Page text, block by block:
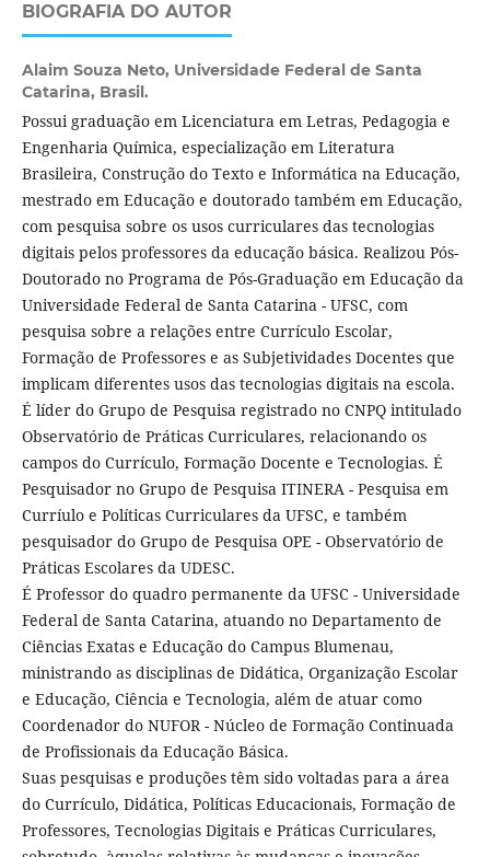
BIOGRAFIA DO AUTOR
Alaim Souza Neto, Universidade Federal de Santa
Catarina, Brasil.
Possui graduação em Licenciatura em Letras, Pedagogia e
Engenharia Química, especialização em Literatura
Brasileira, Construção do Texto e Informática na Educação,
mestrado em Educação e doutorado também em Educação,
com pesquisa sobre os usos curriculares das tecnologias
digitais pelos professores da educação básica. Realizou Pós-
Doutorado no Programa de Pós-Graduação em Educação da
Universidade Federal de Santa Catarina - UFSC, com
pesquisa sobre a relações entre Currículo Escolar,
Formação de Professores e as Subjetividades Docentes que
implicam diferentes usos das tecnologias digitais na escola.
É líder do Grupo de Pesquisa registrado no CNPQ intitulado
Observatório de Práticas Curriculares, relacionando os
campos do Currículo, Formação Docente e Tecnologias. É
Pesquisador no Grupo de Pesquisa ITINERA - Pesquisa em
Curríulo e Políticas Curriculares da UFSC, e também
pesquisador do Grupo de Pesquisa OPE - Observatório de
Práticas Escolares da UDESC.
É Professor do quadro permanente da UFSC - Universidade
Federal de Santa Catarina, atuando no Departamento de
Ciências Exatas e Educação do Campus Blumenau,
ministrando as disciplinas de Didática, Organização Escolar
e Educação, Ciência e Tecnologia, além de atuar como
Coordenador do NUFOR - Núcleo de Formação Continuada
de Profissionais da Educação Básica.
Suas pesquisas e produções têm sido voltadas para a área
do Currículo, Didática, Políticas Educacionais, Formação de
Professores, Tecnologias Digitais e Práticas Curriculares,